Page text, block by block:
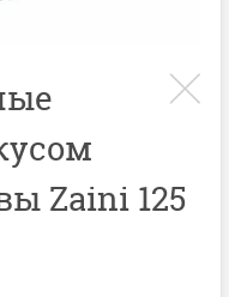
Zaini 125